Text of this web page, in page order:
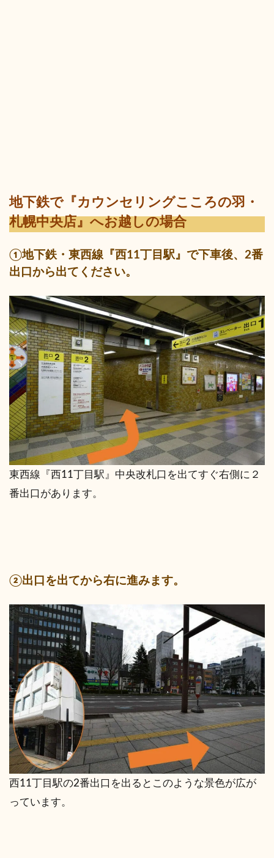
地下鉄で『カウンセリングこころの羽・
札幌中央店』へお越しの場合
①地下鉄・東西線『西11丁目駅』で下車後、2番
出口から出てください。
東西線『西11丁目駅』中央改札口を出てすぐ右側に２
番出口があります。
②出口を出てから右に進みます。
西11丁目駅の2番出口を出るとこのような景色が広が
っています。